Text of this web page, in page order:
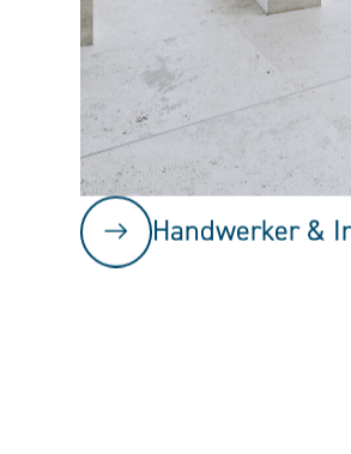
Handwerker &